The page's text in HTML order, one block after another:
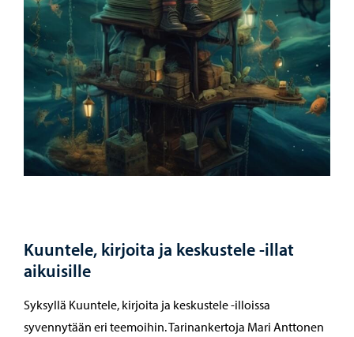
Kuuntele, kirjoita ja keskustele -illat
aikuisille
Syksyllä Kuuntele, kirjoita ja keskustele -illoissa
syvennytään eri teemoihin. Tarinankertoja Mari Anttonen